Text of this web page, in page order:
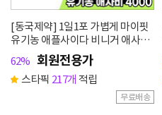
[동국제약] 1일1포 가볍게 마이핏
유기농 애플사이다 비니거 애사비
14포 2박스
62% 회원전용가
스타픽 217개 적립
무료배송